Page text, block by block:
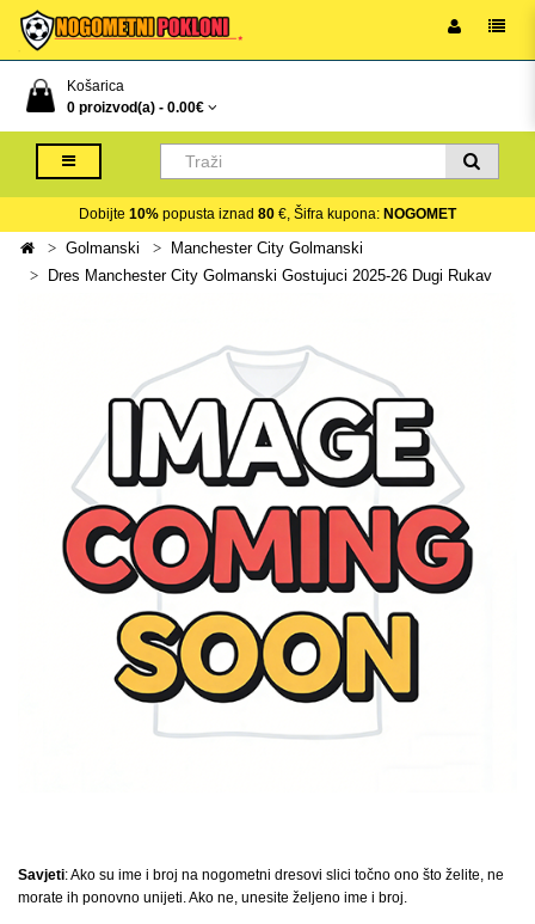
Košarica
0 proizvod(a) - 0.00€
Dobijte 10% popusta iznad 80 €, Šifra kupona: NOGOMET
Golmanski
Manchester City Golmanski
Dres Manchester City Golmanski Gostujuci 2025-26 Dugi Rukav
Savjeti: Ako su ime i broj na nogometni dresovi slici točno ono što želite, ne
morate ih ponovno unijeti. Ako ne, unesite željeno ime i broj.